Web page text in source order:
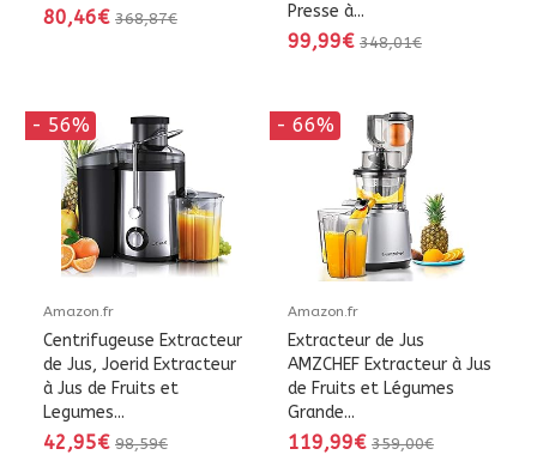
80,46€ 368,87€
Presse à...
99,99€ 348,01€
- 56%
Amazon.fr
Centrifugeuse Extracteur
de Jus, Joerid Extracteur
à Jus de Fruits et
Legumes...
42,95€ 98,59€
- 66%
Amazon.fr
Extracteur de Jus
AMZCHEF Extracteur à Jus
de Fruits et Légumes
Grande...
119,99€ 359,00€